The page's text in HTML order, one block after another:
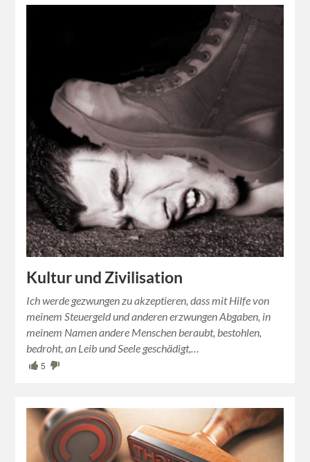
Kultur und Zivilisation
Ich werde gezwungen zu akzeptieren, dass mit Hilfe von
meinem Steuergeld und anderen erzwungen Abgaben, in
meinem Namen andere Menschen beraubt, bestohlen,
bedroht, an Leib und Seele geschädigt,…
5